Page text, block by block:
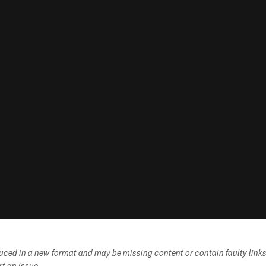
in a new format and may be missing content or contain faulty